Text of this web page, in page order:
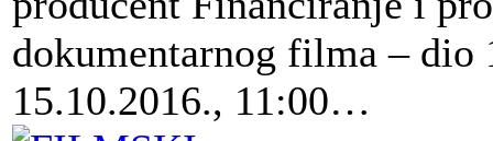
dokumentarnog filma – dio
15.10.2016., 11:00…